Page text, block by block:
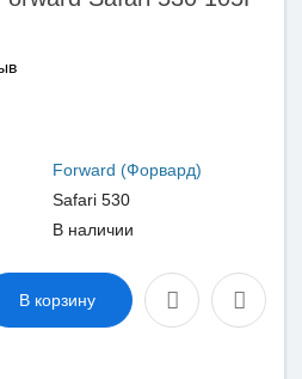
Forward (Форвард)
Safari 530
В наличии
В корзину